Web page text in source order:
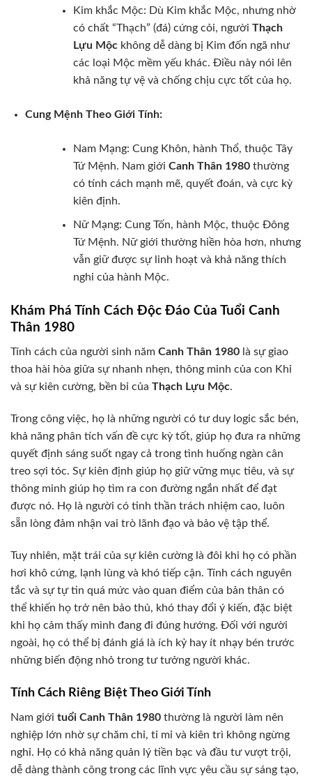
Kim khắc Mộc: Dù Kim khắc Mộc, nhưng nhờ
có chất “Thạch” (đá) cứng cỏi, người Thạch
Lựu Mộckhông dễ dàng bị Kim đốn ngã như
các loại Mộc mềm yếu khác. Điều này nói lên
khả năng tự vệ và chống chịu cực tốt của họ.
Cung Mệnh Theo Giới Tính:
Nam Mạng: Cung Khôn, hành Thổ, thuộc Tây
Tứ Mệnh. Nam giới Canh Thân 1980thường
có tính cách mạnh mẽ, quyết đoán, và cực kỳ
kiên định.
Nữ Mạng: Cung Tốn, hành Mộc, thuộc Đông
Tứ Mệnh. Nữ giới thường hiền hòa hơn, nhưng
vẫn giữ được sự linh hoạt và khả năng thích
nghi của hành Mộc.
Khám Phá Tính Cách Độc Đáo Của Tuổi Canh
Thân 1980
Tính cách của người sinh năm Canh Thân 1980 là sự giao
thoa hài hòa giữa sự nhanh nhẹn, thông minh của con Khỉ
và sự kiên cường, bền bỉ của Thạch Lựu Mộc.
Trong công việc, họ là những người có tư duy logic sắc bén,
khả năng phân tích vấn đề cực kỳ tốt, giúp họ đưa ra những
quyết định sáng suốt ngay cả trong tình huống ngàn cân
treo sợi tóc. Sự kiên định giúp họ giữ vững mục tiêu, và sự
thông minh giúp họ tìm ra con đường ngắn nhất để đạt
được nó. Họ là người có tinh thần trách nhiệm cao, luôn
sẵn lòng đảm nhận vai trò lãnh đạo và bảo vệ tập thể.
Tuy nhiên, mặt trái của sự kiên cường là đôi khi họ có phần
hơi khô cứng, lạnh lùng và khó tiếp cận. Tính cách nguyên
tắc và sự tự tin quá mức vào quan điểm của bản thân có
thể khiến họ trở nên bảo thủ, khó thay đổi ý kiến, đặc biệt
khi họ cảm thấy mình đang đi đúng hướng. Đối với người
ngoài, họ có thể bị đánh giá là ích kỷ hay ít nhạy bén trước
những biến động nhỏ trong tư tưởng người khác.
Tính Cách Riêng Biệt Theo Giới Tính
Nam giới tuổi Canh Thân 1980 thường là người làm nên
nghiệp lớn nhờ sự chăm chỉ, tỉ mỉ và kiên trì không ngừng
nghỉ. Họ có khả năng quản lý tiền bạc và đầu tư vượt trội,
dễ dàng thành công trong các lĩnh vực yêu cầu sự sáng tạo,